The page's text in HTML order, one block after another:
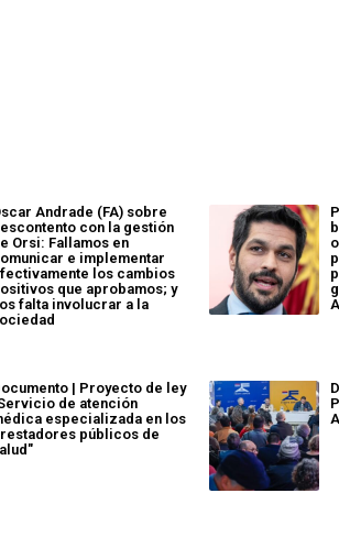
Andrade (FA) sobre
con la gestión
Orsi: Fallamos en
e implementar
los cambios
que aprobamos; y
falta involucrar a la
| Proyecto de ley
de atención
especializada en los
públicos de